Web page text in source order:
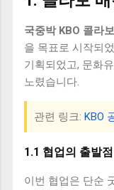
국중박 KBO 콜라
을 목표로 시작되
기획되었고, 문화
노렸습니다.
관련 링크: KBO
1.1 협업의 출발점
이번 협업은 단순